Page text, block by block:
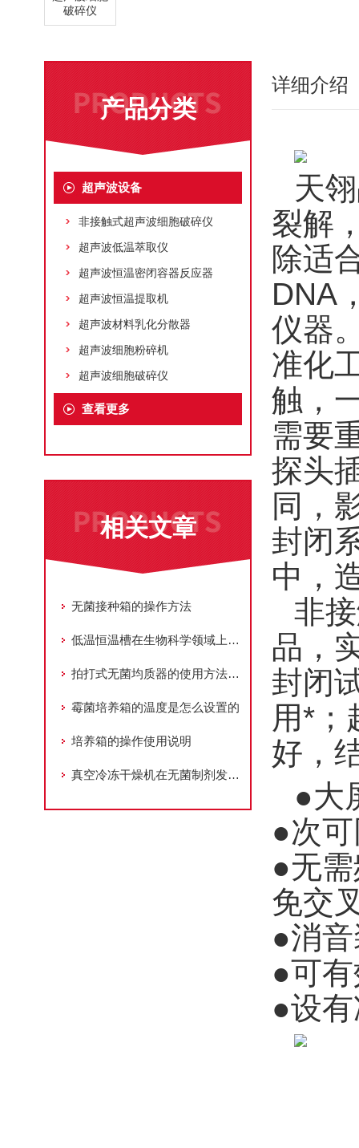
产品分类
超声波设备
非接触式超声波细胞破碎仪
超声波低温萃取仪
超声波恒温密闭容器反应器
超声波恒温提取机
超声波材料乳化分散器
超声波细胞粉碎机
超声波细胞破碎仪
查看更多
相关文章
无菌接种箱的操作方法
低温恒温槽在生物科学领域上的用途
拍打式无菌均质器的使用方法及注意事项
霉菌培养箱的温度是怎么设置的
培养箱的操作使用说明
真空冷冻干燥机在无菌制剂发展过程的应用
详细介绍
天
裂解
除适
DNA
仪器
准化
触，
需要
探头
同，
封闭
中，
非
品，
封闭
用*；
好，
●大
●次
●无
免交
●消
●可
●设